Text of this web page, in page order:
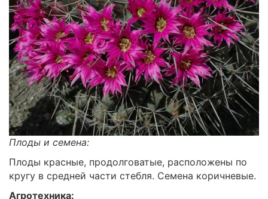
Плоды и семена:
Плоды красные, продолговатые, расположены по
кругу в средней части стебля. Семена коричневые.
Агротехника: